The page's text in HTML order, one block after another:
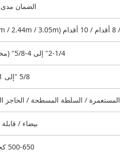
الضمان مدى
2-1/4" إلى 4-5/8" (مخصص)
5/8 "إلى 1-1/8"
المستعمرة / السلطة المسطحة / الحاجز
بيضاء / قابلة
500-650 كجم/م3